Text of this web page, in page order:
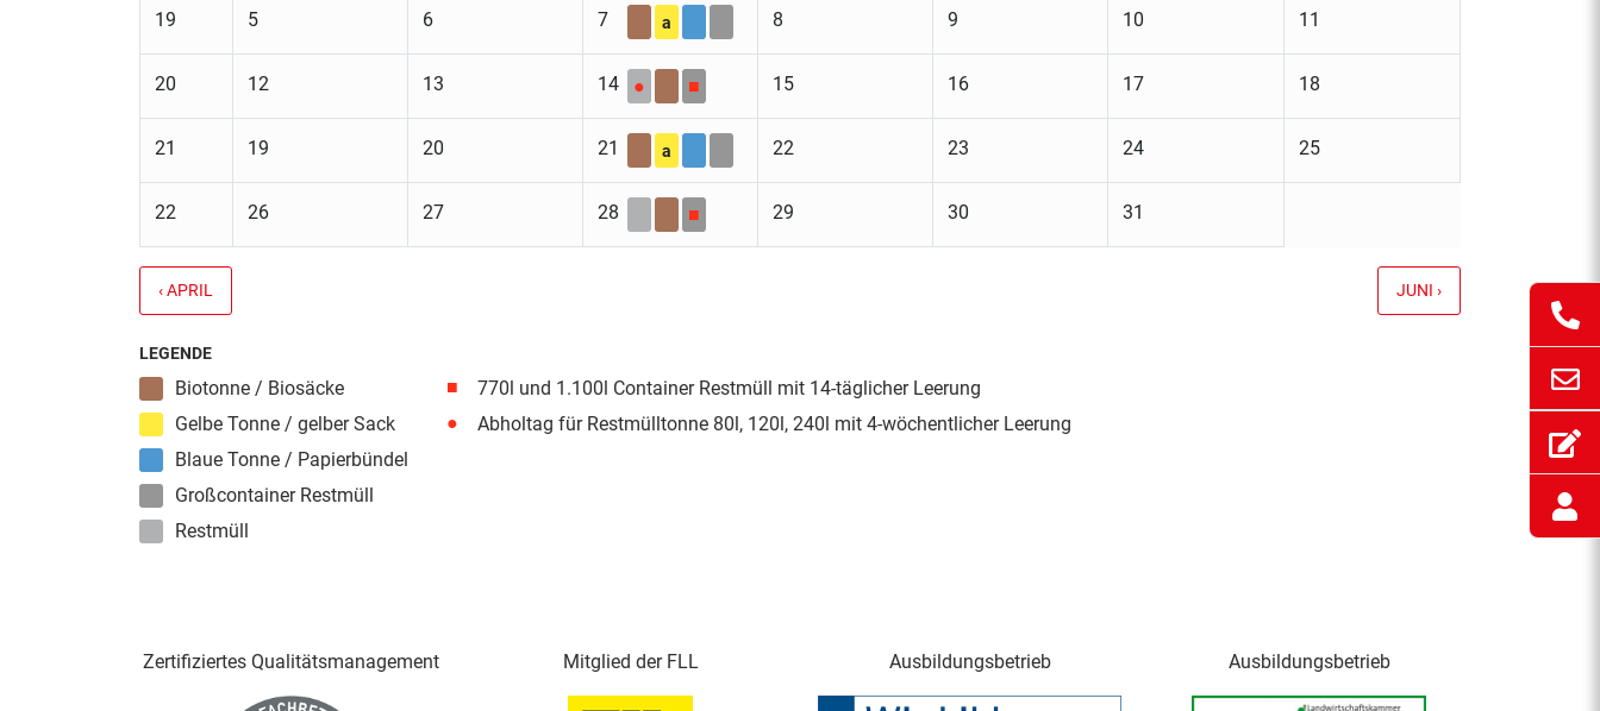
19 5 6 7 a 8 9 10 11
20 12 13 14 ● ■ 15 16 17 18
21 19 20 21 a 22 23 24 25
22 26 27 28 ■ 29 30 31
‹ APRIL JUNI ›
LEGENDE
Biotonne / Biosäcke
Gelbe Tonne / gelber Sack
Blaue Tonne / Papierbündel
Großcontainer Restmüll
Restmüll
■
770l und 1.100l Container Restmüll mit 14-täglicher Leerung
●
Abholtag für Restmülltonne 80l, 120l, 240l mit 4-wöchentlicher Leerung
Zertifiziertes Qualitäts­management Mitglied der FLL Ausbildungsbetrieb Ausbildungsbetrieb